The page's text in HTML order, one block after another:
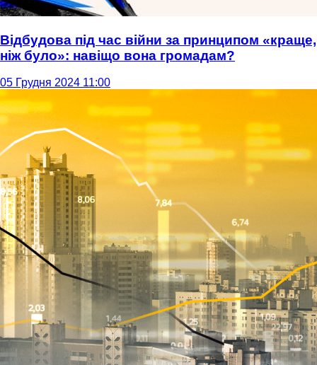
Відбудова під час війни за принципом «краще,
ніж було»: навіщо вона громадам?
05 Грудня 2024 11:00